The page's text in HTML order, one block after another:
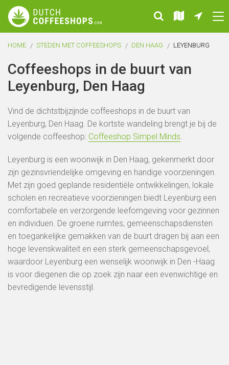
HOME STEDEN MET COFFEESHOPS DEN HAAG LEYENBURG
Coffeeshops in de buurt van
Leyenburg, Den Haag
Vind de dichtstbijzijnde coffeeshops in de buurt van
Leyenburg, Den Haag. De kortste wandeling brengt je bij de
volgende coffeeshop: Coffeeshop Simpel Minds.
Leyenburg is een woonwijk in Den Haag, gekenmerkt door
zijn gezinsvriendelijke omgeving en handige voorzieningen.
Met zijn goed geplande residentiële ontwikkelingen, lokale
scholen en recreatieve voorzieningen biedt Leyenburg een
comfortabele en verzorgende leefomgeving voor gezinnen
en individuen. De groene ruimtes, gemeenschapsdiensten
en toegankelijke gemakken van de buurt dragen bij aan een
hoge levenskwaliteit en een sterk gemeenschapsgevoel,
waardoor Leyenburg een wenselijk woonwijk in Den -Haag
is voor diegenen die op zoek zijn naar een evenwichtige en
bevredigende levensstijl.